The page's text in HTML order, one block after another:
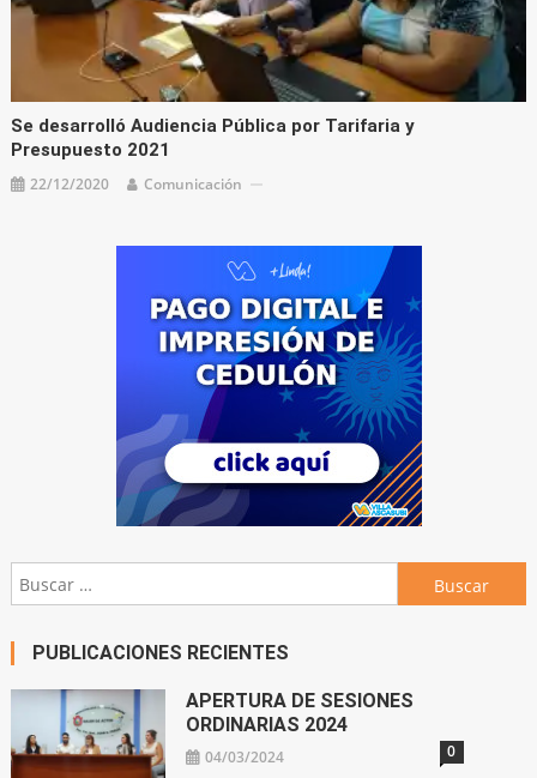
Se desarrolló Audiencia Pública por Tarifaria y
Presupuesto 2021
22/12/2020 Comunicación
Buscar:
PUBLICACIONES RECIENTES
APERTURA DE SESIONES
ORDINARIAS 2024
04/03/2024 0